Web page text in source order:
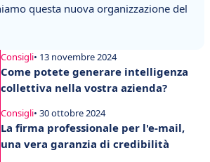
questa nuova organizzazione del
Consigli• 13 novembre 2024
Come potete generare intelligenza
collettiva nella vostra azienda?
Consigli• 30 ottobre 2024
La firma professionale per l'e-mail,
una vera garanzia di credibilità